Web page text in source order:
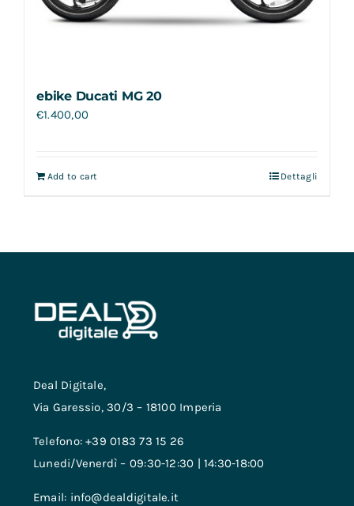
ebike Ducati MG 20
€1.400,00
Add to cart Dettagli
Deal Digitale,
Via Garessio, 30/3 – 18100 Imperia
Telefono: +39 0183 73 15 26
Lunedi/Venerdì – 09:30-12:30 | 14:30-18:00
Email: info@dealdigitale.it